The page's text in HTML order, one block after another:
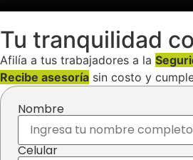
Tu tranquilidad
Afilía a tus trabajadores a la
Recibe asesoría sin costo y
Nombre
Celular